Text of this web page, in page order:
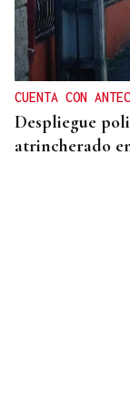
CUENTA CON
Despliegue
atrincherado